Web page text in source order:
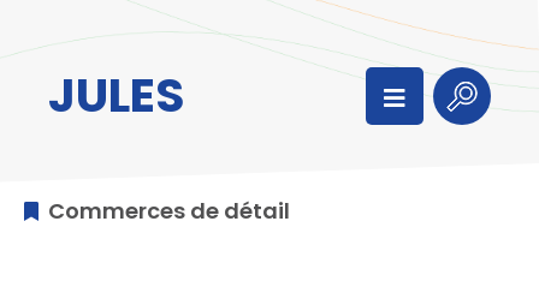
JULES Menu
Commerces de détail